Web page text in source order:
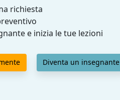
richiesta
e inizia le tue lezioni
Diventa un insegnante